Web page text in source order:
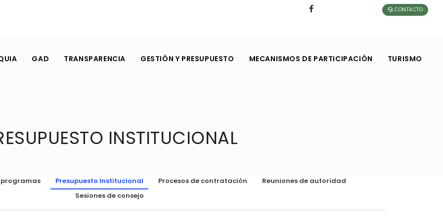
CONTACTO
GAD TRANSPARENCIA GESTIÓN Y PRESUPUESTO MECANISMOS DE PARTICIPACIÓN TURISMO
INSTITUCIONAL
programas Presupuesto Institucional Procesos de contratación
Reuniones de autoridad
Sesiones de consejo